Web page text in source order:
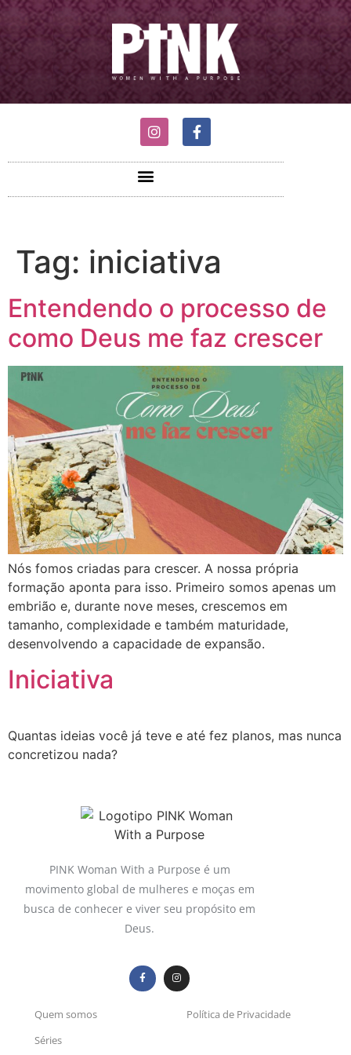
Tag: iniciativa
Entendendo o processo de
como Deus me faz crescer
Nós fomos criadas para crescer. A nossa própria
formação aponta para isso. Primeiro somos apenas um
embrião e, durante nove meses, crescemos em
tamanho, complexidade e também maturidade,
desenvolvendo a capacidade de expansão.
Iniciativa
Quantas ideias você já teve e até fez planos, mas nunca
concretizou nada?
PINK Woman With a Purpose é um
movimento global de mulheres e moças em
busca de conhecer e viver seu propósito em
Deus.
Quem somos
Séries
Política de Privacidade